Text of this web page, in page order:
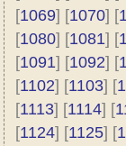
[1069] [1070] [
[1080] [1081] [
[1091] [1092] [
[1102] [1103] [
[1113] [1114] [
[1124] [1125] [